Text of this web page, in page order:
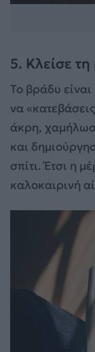
5. Κλείσε
Το βράδυ
να
άκρη,
και
σπίτι. Έτσι η
καλοκαιρινή